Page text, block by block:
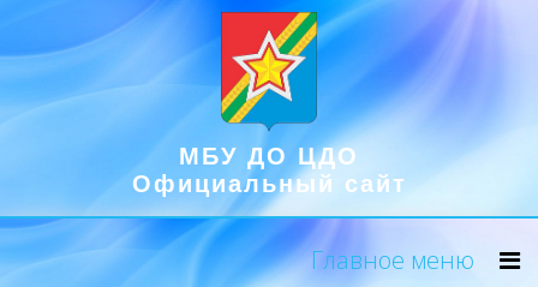
МБУ ДО ЦДО
Официальный сайт
Главное меню